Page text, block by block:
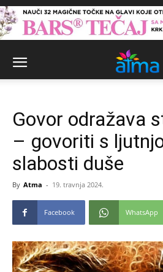
Govor odražava
– govoriti s
slabosti duše
By Atma - 19. travnja 2024.
Facebook WhatsApp